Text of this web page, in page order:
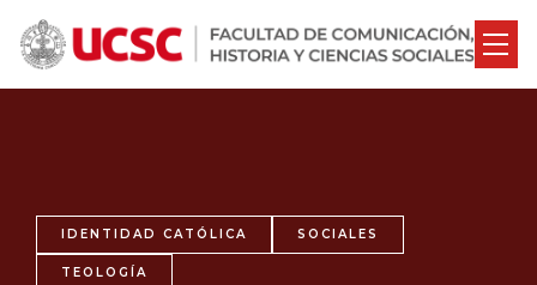
IDENTIDAD CATÓLICA SOCIALES
TEOLOGÍA